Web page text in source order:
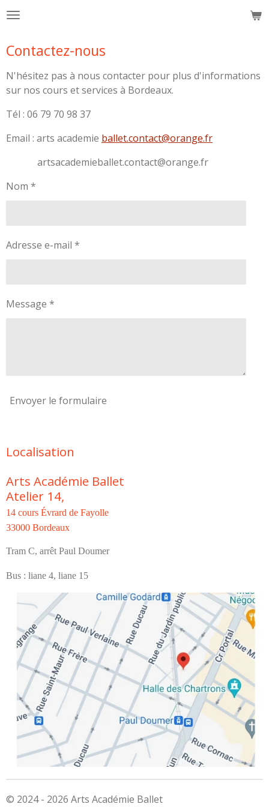
Passer
principal
Contactez-nous
N'hésitez pas à nous contacter pour plus d'informations
sur nos cours et services à Bordeaux.
Tél : 06 79 70 98 37
Email : arts academie ballet.contact@orange.fr
artsacademieballet.contact@orange.fr
Nom *
Adresse e-mail *
Message *
Envoyer le formulaire
Localisation
Arts Académie Ballet
Atelier 14,
14 cours Évrard de Fayolle
33000 Bordeaux
Tram C, arrêt Paul Doumer
Bus : liane 4, liane 15
© 2024 - 2026 Arts Académie Ballet